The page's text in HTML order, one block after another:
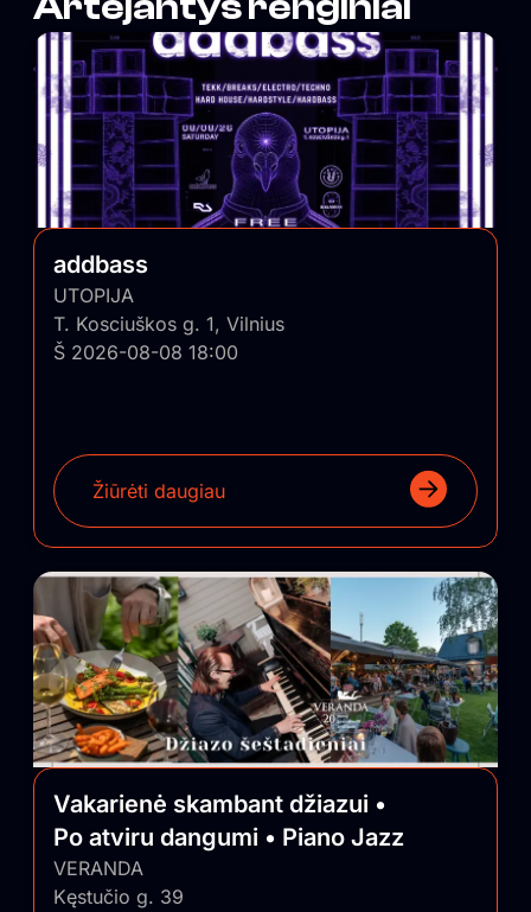
addbass
UTOPIJA
T. Kosciuškos g. 1, Vilnius
Š 2026-08-08 18:00
Žiūrėti daugiau
Vakarienė skambant džiazui •
Po atviru dangumi • Piano Jazz
VERANDA
Kęstučio g. 39